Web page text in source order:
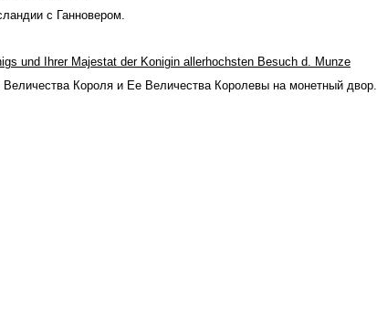
с Ганновером.
und Ihrer Majestat der Konigin allerhochsten Besuch d. Munze
Короля и Ее Величества Королевы на монетный двор.